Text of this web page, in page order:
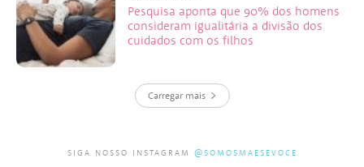
Pesquisa aponta que 90% dos homens
consideram igualitária a divisão dos
cuidados com os filhos
Carregar mais
SIGA NOSSO INSTAGRAM @SOMOSMAESEVOCE